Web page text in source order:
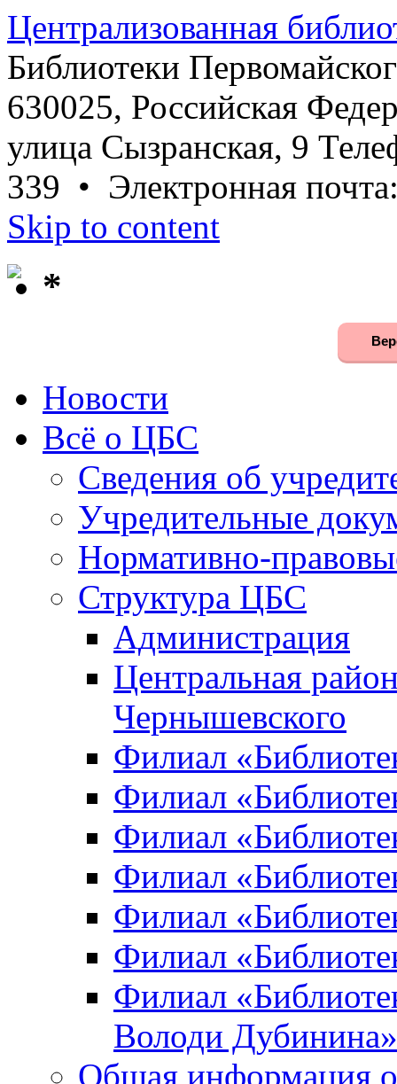
Централизованная
Библиотеки
630025, Российская
улица Сызранская, 9
339 • Электронная
Skip to content
*
Новости
Всё о ЦБС
Сведения об
Учредительные
Нормативно-
Структура ЦБС
Администрация
Центральная
Чернышевского
Филиал
Филиал
Филиал
Филиал
Филиал
Филиал
Филиал
Володи Дубинина»
Общая информация